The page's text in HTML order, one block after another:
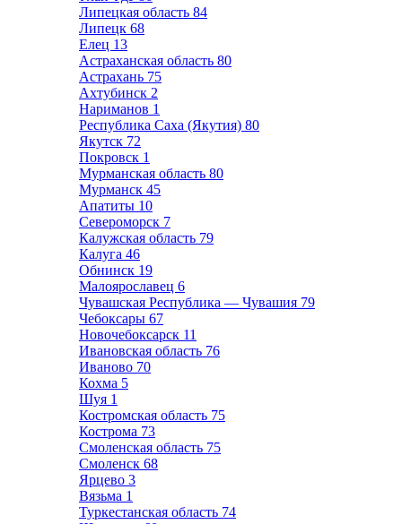
Липецкая область 84
Липецк 68
Елец 13
Астраханская область 80
Астрахань 75
Ахтубинск 2
Нариманов 1
Республика Саха (Якутия) 80
Якутск 72
Покровск 1
Мурманская область 80
Мурманск 45
Апатиты 10
Североморск 7
Калужская область 79
Калуга 46
Обнинск 19
Малоярославец 6
Чувашская Республика — Чувашия 79
Чебоксары 67
Новочебоксарск 11
Ивановская область 76
Иваново 70
Кохма 5
Шуя 1
Костромская область 75
Кострома 73
Смоленская область 75
Смоленск 68
Ярцево 3
Вязьма 1
Туркестанская область 74